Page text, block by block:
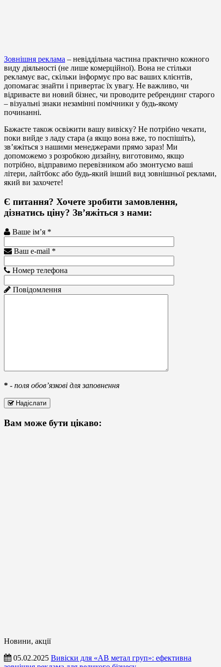
Зовнішня реклама – невіддільна частина практично кожного
виду діяльності (не лише комерційної). Вона не стільки
рекламує вас, скільки інформує про вас ваших клієнтів,
допомагає знайти і привертає їх увагу. Не важливо, чи
відриваєте ви новий бізнес, чи проводите ребрендинг старого
– візуальні знаки незамінні помічники у будь-якому
починанні.
Бажаєте також освіжити вашу вивіску? Не потрібно чекати,
поки вийде з ладу стара (а якщо вона вже, то поспішіть),
зв’яжіться з нашими менеджерами прямо зараз! Ми
допоможемо з розробкою дизайну, виготовимо, якщо
потрібно, відправимо перевізником або змонтуємо ваші
літери, лайтбокс або будь-який інший вид зовнішньої реклами,
який ви захочете!
Є питання? Хочете зробити замовлення,
дізнатись ціну? Зв’яжіться з нами:
Ваше ім’я *
Ваш e-mail *
Номер телефона
Повідомлення
* - поля обов’язкові для заповнення
Надіслати
Вам може бути цікаво:
Новини, акції
05.02.2025 Вивіски для «АВ метал груп»: ефективна